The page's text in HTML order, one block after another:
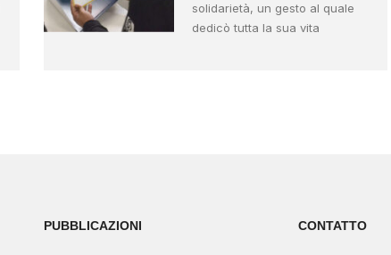
solidarietà, un gesto al quale
dedicò tutta la sua vita
PUBBLICAZIONI CONTATTO